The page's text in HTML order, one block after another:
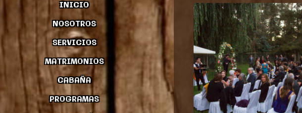
INICIO
NOSOTROS
SERVICIOS
MATRIMONIOS
CABAÑA
PROGRAMAS